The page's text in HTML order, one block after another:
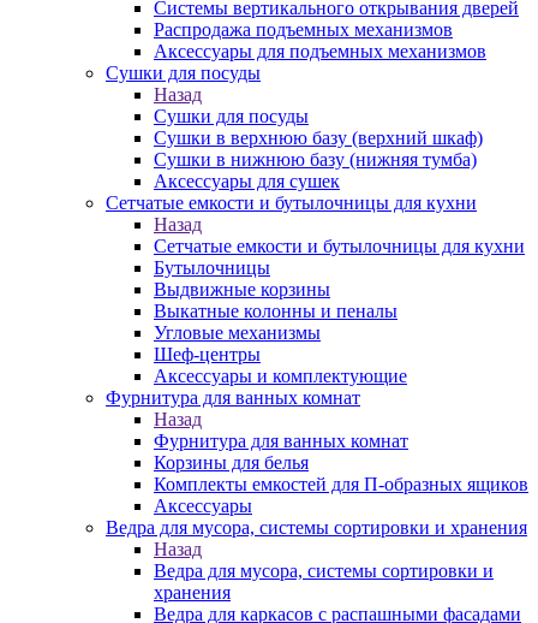
Системы вертикального открывания дверей
Распродажа подъемных механизмов
Аксессуары для подъемных механизмов
Сушки для посуды
Назад
Сушки для посуды
Сушки в верхнюю базу (верхний шкаф)
Сушки в нижнюю базу (нижняя тумба)
Аксессуары для сушек
Сетчатые емкости и бутылочницы для кухни
Назад
Сетчатые емкости и бутылочницы для кухни
Бутылочницы
Выдвижные корзины
Выкатные колонны и пеналы
Угловые механизмы
Шеф-центры
Аксессуары и комплектующие
Фурнитура для ванных комнат
Назад
Фурнитура для ванных комнат
Корзины для белья
Комплекты емкостей для П-образных ящиков
Аксессуары
Ведра для мусора, системы сортировки и хранения
Назад
Ведра для мусора, системы сортировки и
хранения
Ведра для каркасов с распашными фасадами